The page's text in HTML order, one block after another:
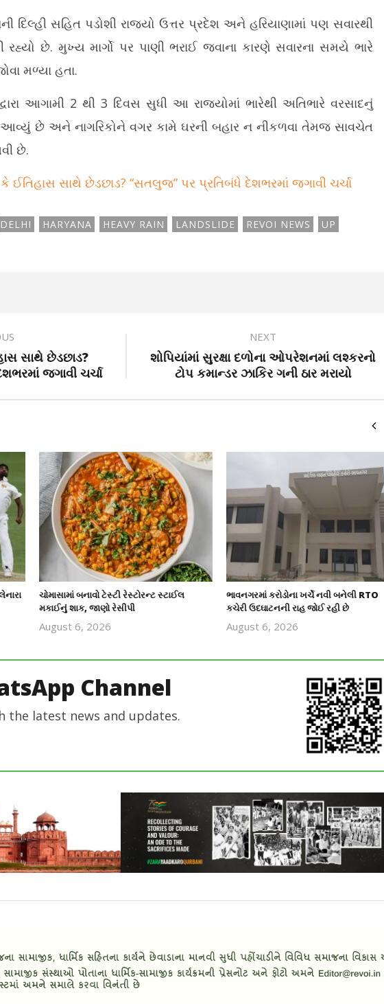
દિલ્હી સહિત પડોશી રાજ્યો ઉત્તર પ્રદેશ અને હરિયાણામાં પણ સવારથી
રહ્યો છે. મુખ્ય માર્ગો પર પાણી ભરાઈ જવાના કારણે સવારના સમયે ભારે
મળ્યા હતા.
આગામી 2 થી 3 દિવસ સુધી આ રાજ્યોમાં ભારેથી અતિભારે વરસાદનું
આવ્યું છે અને નાગરિકોને વગર કામે ઘરની બહાર ન નીકળવા તેમજ સાવચેત
છે.
કે ઈતિહાસ સાથે છેડછાડ? “સતલુજ” પર પ્રતિબંધે દેશભરમાં જગાવી ચર્ચા
DELHI HARYANA HEAVY RAIN LANDSLIDE REVOI NEWS
UP
સાથે છેડછાડ?
જગાવી ચર્ચા
NEXT
શોપિયાંમાં સુરક્ષા દળોના ઓપરેશનમાં લશ્કરનો
ટોપ કમાન્ડર ઝાકિર ગની ઠાર મરાયો
ચોમાસામાં બનાવો ટેસ્ટી રેસ્ટોરન્ટ સ્ટાઈલ
મકાઈનું શાક, જાણો રેસીપી
August 6, 2026
ભાવનગરમાં કરોડોના ખર્ચે નવી બનેલી RTO
કચેરી ઉદઘાટનની રાહ જોઈ રહી છે
August 6, 2026
Channel
the latest news and updates.